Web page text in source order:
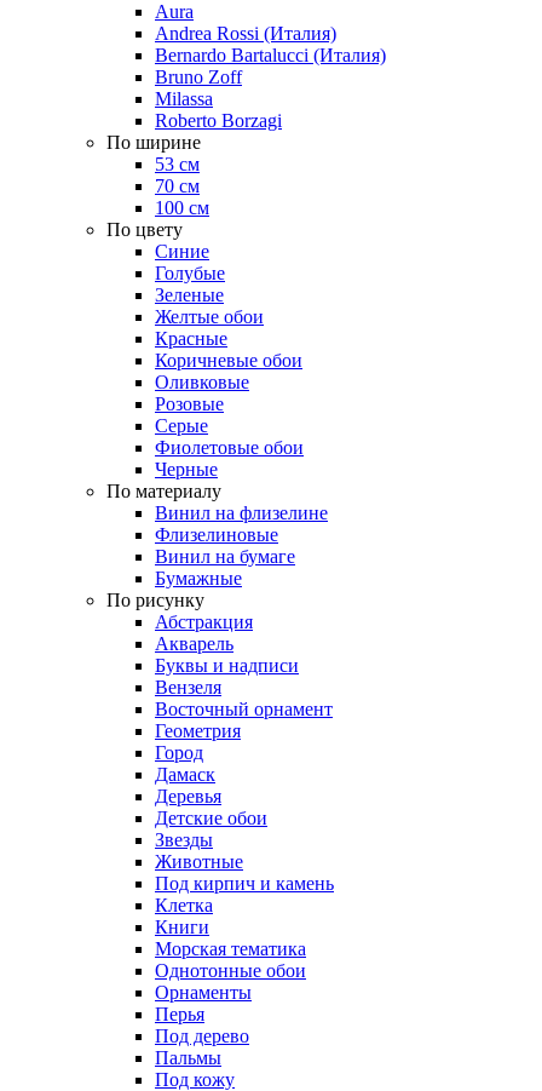
Aura
Andrea Rossi (Италия)
Bernardo Bartalucci (Италия)
Bruno Zoff
Milassa
Roberto Borzagi
По ширине
53 см
70 см
100 см
По цвету
Синие
Голубые
Зеленые
Желтые обои
Красные
Коричневые обои
Оливковые
Розовые
Серые
Фиолетовые обои
Черные
По материалу
Винил на флизелине
Флизелиновые
Винил на бумаге
Бумажные
По рисунку
Абстракция
Акварель
Буквы и надписи
Вензеля
Восточный орнамент
Геометрия
Город
Дамаск
Деревья
Детские обои
Звезды
Животные
Под кирпич и камень
Клетка
Книги
Морская тематика
Однотонные обои
Орнаменты
Перья
Под дерево
Пальмы
Под кожу